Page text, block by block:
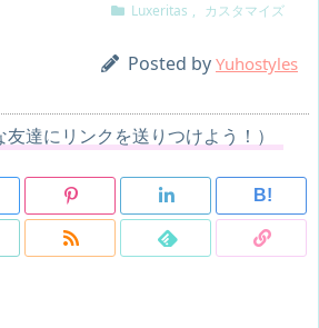
Luxeritas , カスタマイズ
Posted by Yuhostyles
達にリンクを送りつけよう！）
B!